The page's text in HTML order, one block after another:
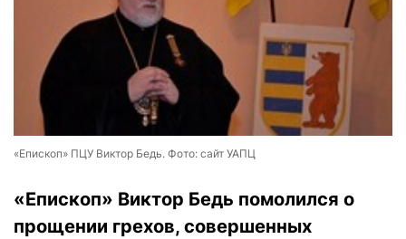
«Епископ» ПЦУ Виктор Бедь. Фото: сайт УАПЦ
«Епископ» Виктор Бедь помолился о
прощении грехов, совершенных